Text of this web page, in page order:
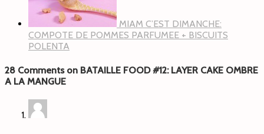
MIAM C’EST DIMANCHE:
COMPOTE DE POMMES PARFUMEE + BISCUITS
POLENTA
28 Comments on BATAILLE FOOD #12: LAYER CAKE OMBRE
A LA MANGUE